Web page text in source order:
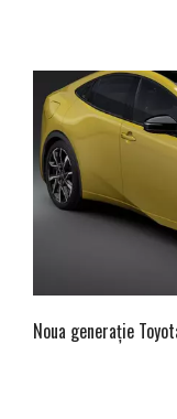
Noua generație